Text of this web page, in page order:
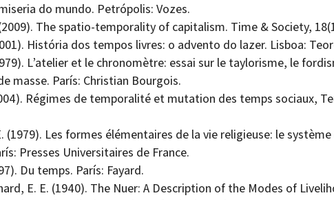
do mundo. Petrópolis: Vozes.
The spatio-temporality of capitalism. Time & Society,
História dos tempos livres: o advento do lazer. Lisboa:
L’atelier et le chronomètre: essai sur le taylorisme, le
masse. París: Christian Bourgois.
Régimes de temporalité et mutation des temps sociaux,
(1979). Les formes élémentaires de la vie religieuse: le
Presses Universitaires de France.
Du temps. París: Fayard.
E. E. (1940). The Nuer: A Description of the Modes of